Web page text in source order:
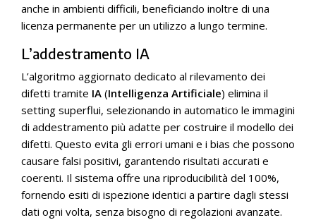
anche in ambienti difficili, beneficiando inoltre di una
licenza permanente per un utilizzo a lungo termine.
L’addestramento IA
L’algoritmo aggiornato dedicato al rilevamento dei
difetti tramite IA (Intelligenza Artificiale) elimina il
setting superflui, selezionando in automatico le immagini
di addestramento più adatte per costruire il modello dei
difetti. Questo evita gli errori umani e i bias che possono
causare falsi positivi, garantendo risultati accurati e
coerenti. Il sistema offre una riproducibilità del 100%,
fornendo esiti di ispezione identici a partire dagli stessi
dati ogni volta, senza bisogno di regolazioni avanzate.